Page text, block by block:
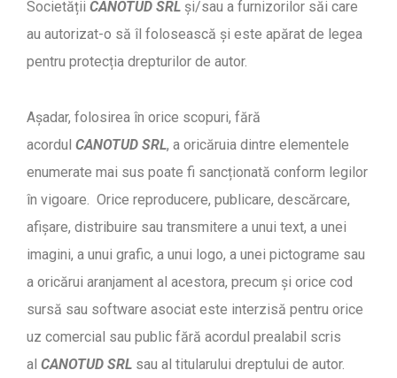
Societății CANOTUD SRL și/sau a furnizorilor săi care
au autorizat-o să îl folosească și este apărat de legea
pentru protecția drepturilor de autor.
Așadar, folosirea în orice scopuri, fără
acordul CANOTUD SRL, a oricăruia dintre elementele
enumerate mai sus poate fi sancționată conform legilor
în vigoare. Orice reproducere, publicare, descărcare,
afișare, distribuire sau transmitere a unui text, a unei
imagini, a unui grafic, a unui logo, a unei pictograme sau
a oricărui aranjament al acestora, precum și orice cod
sursă sau software asociat este interzisă pentru orice
uz comercial sau public fără acordul prealabil scris
al CANOTUD SRL sau al titularului dreptului de autor.